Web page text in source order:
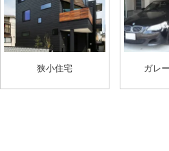
狭小住宅 ガレ